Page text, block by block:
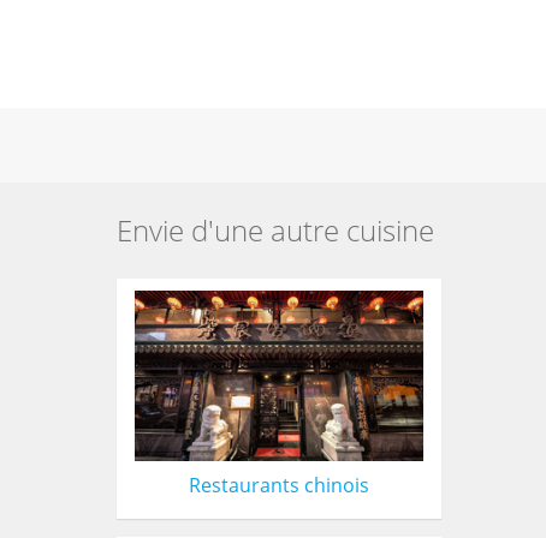
Envie d'une autre cuisine
Restaurants chinois